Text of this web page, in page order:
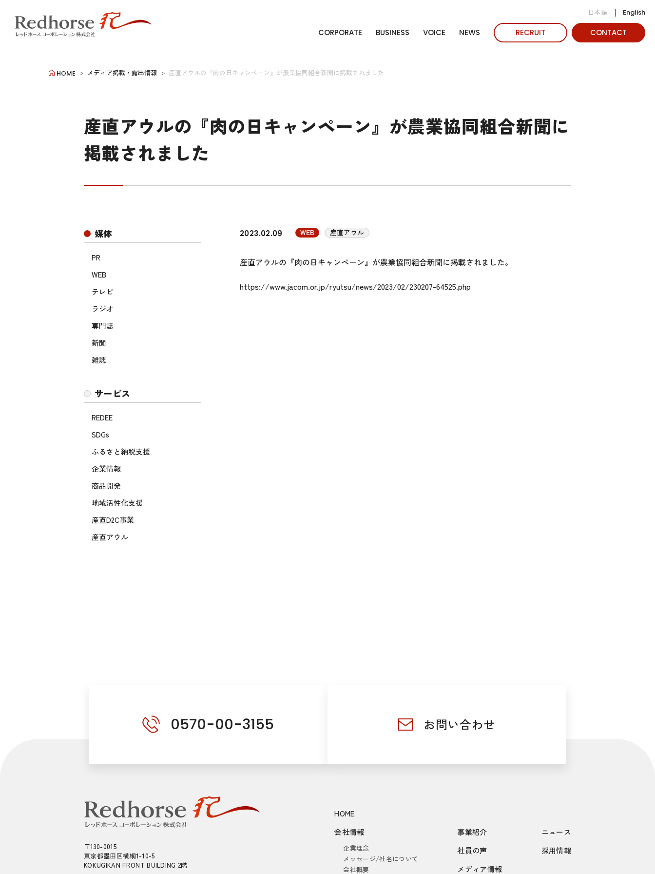
日本語 English
CORPORATE BUSINESS VOICE NEWS RECRUIT CONTACT
HOME メディア掲載・露出情報 産直アウルの『肉の日キャンペーン』が農業協同組合新聞に掲載されました
産直アウルの『肉の日キャンペーン』が農業協同組合新聞に
掲載されました
媒体
PR
WEB
テレビ
ラジオ
専門誌
新聞
雑誌
サービス
REDEE
SDGs
ふるさと納税支援
企業情報
商品開発
地域活性化支援
産直D2C事業
産直アウル
2023.02.09 WEB 産直アウル
産直アウルの『肉の日キャンペーン』が農業協同組合新聞に掲載されました。
https://www.jacom.or.jp/ryutsu/news/2023/02/230207-64525.php
0570-00-3155 お問い合わせ
〒130-0015
東京都墨田区横網1-10-5
KOKUGIKAN FRONT BUILDING 2階
HOME
会社情報
企業理念
メッセージ/社名について
会社概要
事業紹介
社員の声
メディア情報
ニュース
採用情報